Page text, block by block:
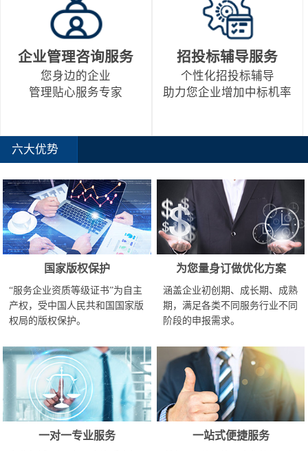
企业管理咨询服务
您身边的企业
管理贴心服务专家
招投标辅导服务
个性化招投标辅导
助力您企业增加中标机率
六大优势
国家版权保护
“服务企业资质等级证书”为自主
产权，受中国人民共和国国家版
权局的版权保护。
为您量身订做优化方案
涵盖企业初创期、成长期、成熟
期，满足各类不同服务行业不同
阶段的申报需求。
一对一专业服务 一站式便捷服务